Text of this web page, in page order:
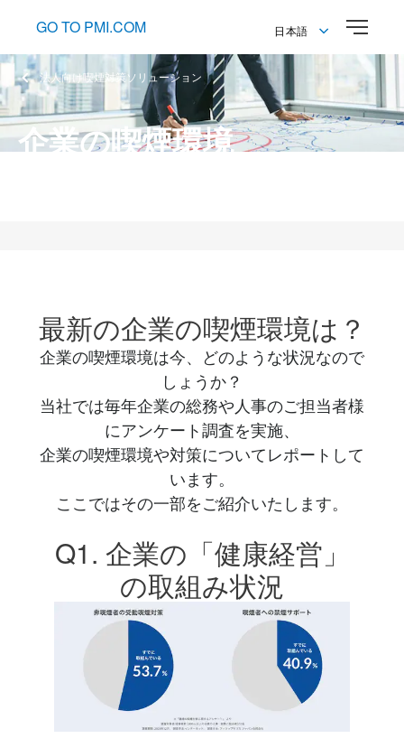
GO TO PMI.COM
日本語
法人向け喫煙対策ソリューション
企業の喫煙環境
最新の企業の喫煙環境は？
企業の喫煙環境は今、どのような状況なので
しょうか？
当社では毎年企業の総務や人事のご担当者様
にアンケート調査を実施、
企業の喫煙環境や対策についてレポートして
います。
ここではその一部をご紹介いたします。
Q1. 企業の「健康経営」
の取組み状況